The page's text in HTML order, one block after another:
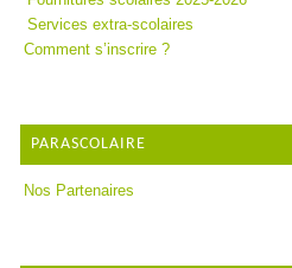
Services extra-scolaires
Comment s’inscrire ?
PARASCOLAIRE
Nos Partenaires